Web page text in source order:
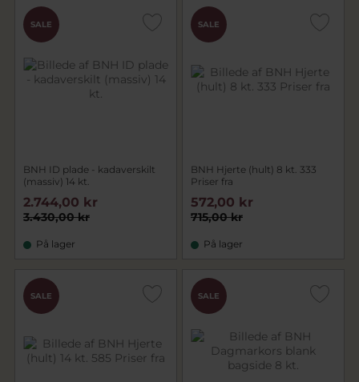
SALE
BNH ID plade - kadaverskilt
(massiv) 14 kt.
3.430,00 kr
2.744,00 kr
På lager
SALE
BNH Hjerte (hult) 8 kt. 333
Priser fra
715,00 kr
572,00 kr
På lager
SALE SALE